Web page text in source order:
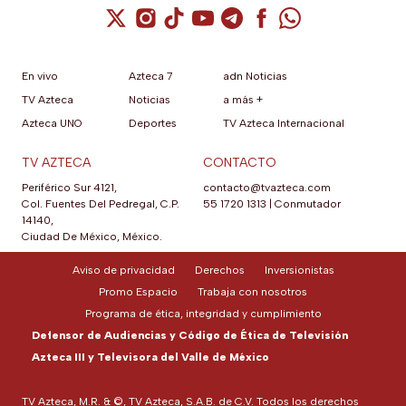
anterior.
Cuenta de X / Twitter (se abre en una
Cuenta de Instagram (se abre en una
Cuenta de TikTok (se abre en
Cuenta de YouTube (se abre
Cuenta de Telegram (se
Cuenta de
Cuenta de
En vivo
TV Azteca
Azteca UNO
Azteca 7
Noticias
Deportes
adn Noticias
a más +
TV Azteca Internacional
TV AZTECA
Periférico Sur 4121,
Col. Fuentes Del Pedregal, C.P.
14140,
Ciudad De México, México.
CONTACTO
contacto@tvazteca.com
55 1720 1313
Conmutador
TV Azteca, M.R. & ©, TV Azteca, S.A.B. de C.V. Todos los derechos
Aviso de privacidad Derechos
Inversionistas
Promo Espacio
Trabaja con nosotros
Programa de ética, integridad y cumplimiento
Defensor de Audiencias y Código de Ética de Televisión
Azteca III y Televisora del Valle de México